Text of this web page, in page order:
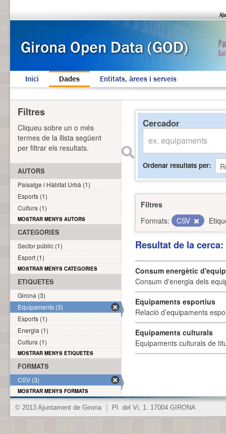
Inici Dades Entitats, àrees i serveis
Cercador
Ordenar resultats per
Filtres
Formats:
CSV
Resultat de la
Consum energètic
Consum d'energia dels
Equipaments esportius
Relació d’equipaments
Equipaments culturals
Equipaments culturals de
Filtres
Cliqueu sobre un o més
termes de la llista següent
per filtrar els resultats.
AUTORS
Paisatge i Hàbitat Urbà (1)
Esports (1)
Cultura (1)
MOSTRAR MENYS AUTORS
CATEGORIES
Sector públic (1)
Esport (1)
MOSTRAR MENYS CATEGORIES
ETIQUETES
Girona (3)
Equipaments (3)
Esports (1)
Energia (1)
Cultura (1)
MOSTRAR MENYS ETIQUETES
FORMATS
CSV (3)
MOSTRAR MENYS FORMATS
© 2013 Ajuntament de Girona Pl. del Vi, 1. 17004 GIRONA